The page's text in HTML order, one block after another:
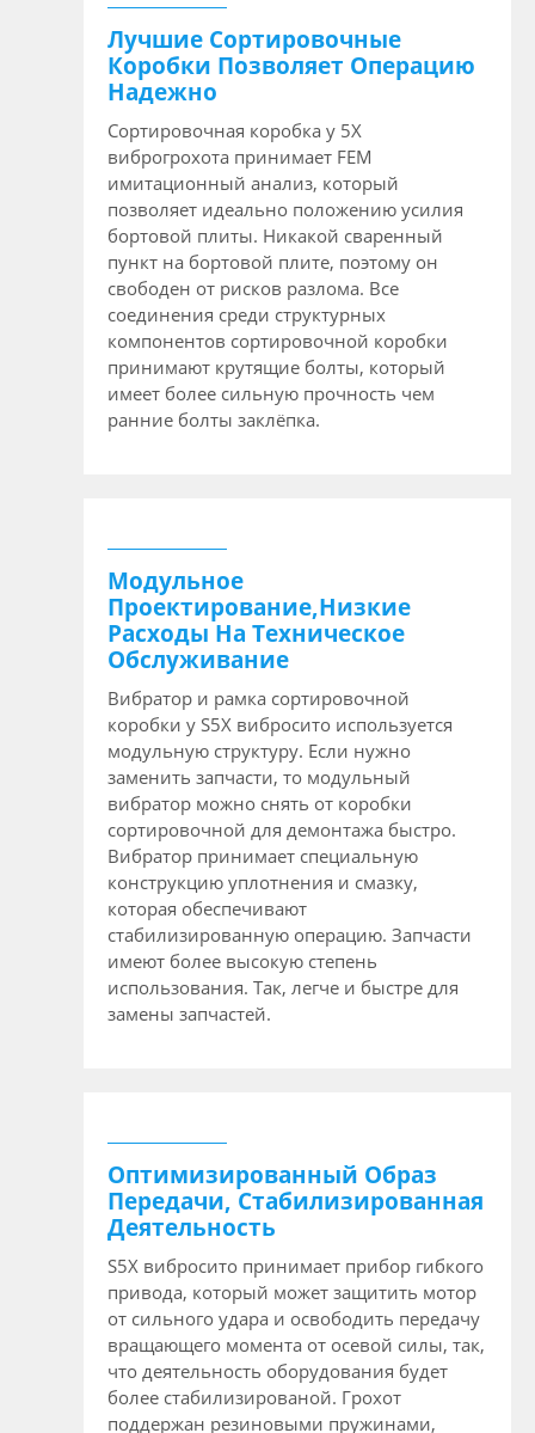
Лучшие Сортировочные
Коробки Позволяет Операцию
Надежно
Сортировочная коробка у 5X
виброгрохота принимает FEM
имитационный анализ, который
позволяет идеально положению усилия
бортовой плиты. Никакой сваренный
пункт на бортовой плите, поэтому он
свободен от рисков разлома. Все
соединения среди структурных
компонентов сортировочной коробки
принимают крутящие болты, который
имеет более сильную прочность чем
ранние болты заклёпка.
Модульное
Проектирование,Низкие
Расходы На Техническое
Обслуживание
Вибратор и рамка сортировочной
коробки у S5X вибросито используется
модульную структуру. Если нужно
заменить запчасти, то модульный
вибратор можно снять от коробки
сортировочной для демонтажа быстро.
Вибратор принимает специальную
конструкцию уплотнения и смазку,
которая обеспечивают
стабилизированную операцию. Запчасти
имеют более высокую степень
использования. Так, легче и быстре для
замены запчастей.
Оптимизированный Образ
Передачи, Стабилизированная
Деятельность
S5X вибросито принимает прибор гибкого
привода, который может защитить мотор
от сильного удара и освободить передачу
вращающего момента от осевой силы, так,
что деятельность оборудования будет
более стабилизированой. Грохот
поддержан резиновыми пружинами,